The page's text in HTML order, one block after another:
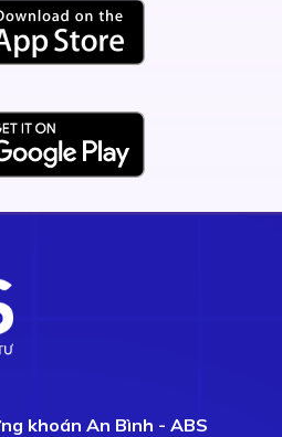
khoán An Bình - ABS